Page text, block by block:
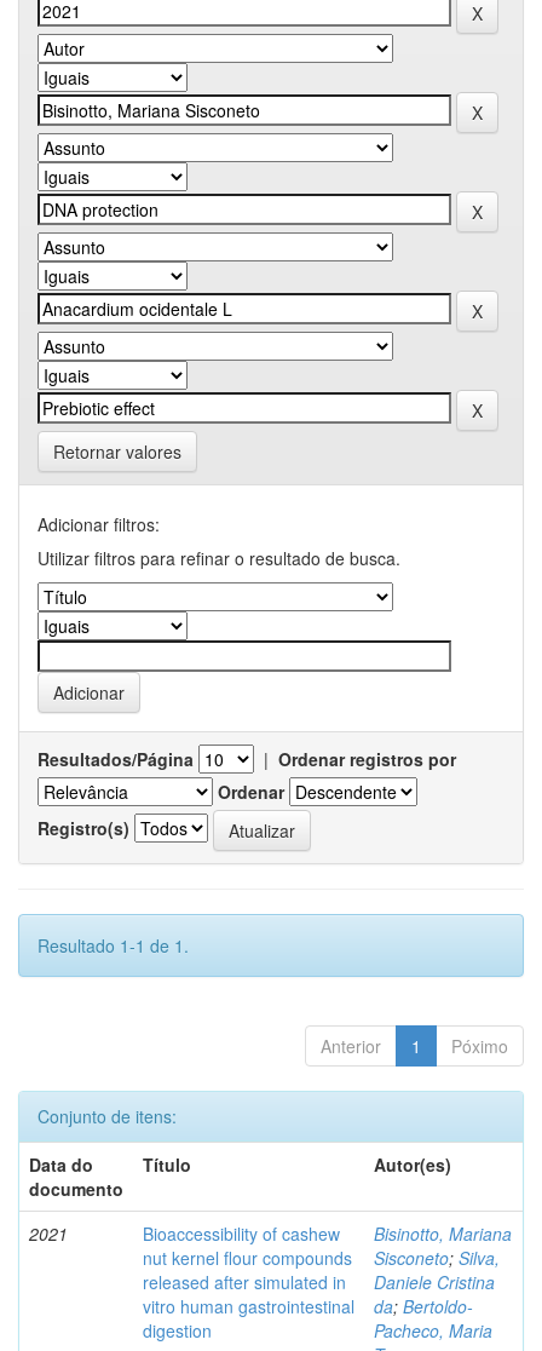
Retornar valores
Adicionar filtros:
Utilizar filtros para refinar o resultado de busca.
Resultados/Página | Ordenar registros por
Ordenar
Registro(s)
Resultado 1-1 de 1.
Anterior 1 Póximo
Conjunto de itens:
Data do
documento
Título Autor(es)
2021
Bioaccessibility of cashew
nut kernel flour compounds
released after simulated in
vitro human gastrointestinal
digestion
Bisinotto, Mariana
Sisconeto; Silva,
Daniele Cristina
da; Bertoldo-
Pacheco, Maria